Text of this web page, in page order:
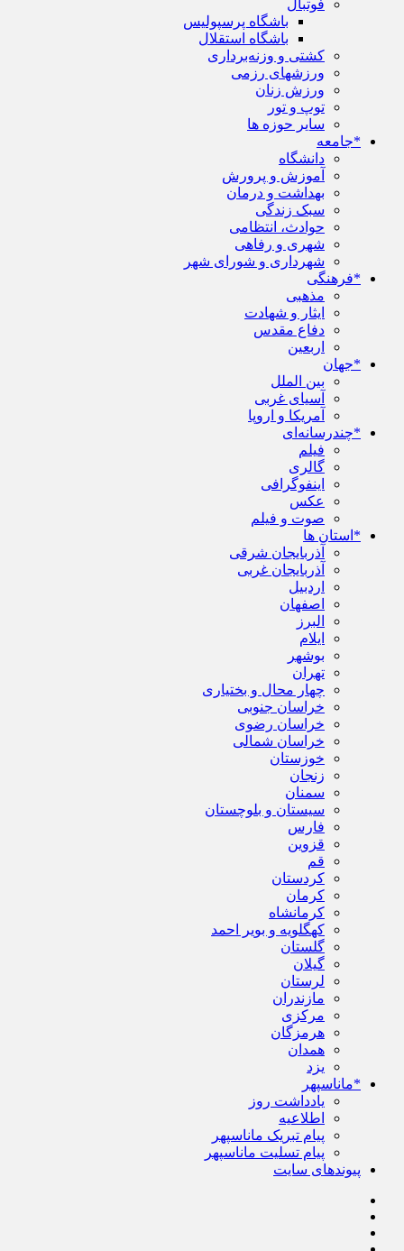
فوتبال
باشگاه پرسپولیس
باشگاه استقلال
کشتی و وزنه‌برداری
ورزشهای رزمی
ورزش زنان
توپ و تور
سایر حوزه ها
*جامعه
دانشگاه
آموزش و پرورش
بهداشت و درمان
سبک زندگی
حوادث، انتظامی
شهری و رفاهی
شهرداری و شورای شهر
*فرهنگی
مذهبی
ایثار و شهادت
دفاع مقدس
اربعین
*جهان
بین الملل
آسیای غربی
آمریکا و اروپا
*چندرسانه‌ای
فیلم
گالری
اینفوگرافی
عکس
صوت و فیلم
*استان ها
آذربایجان شرقی
آذربایجان غربی
اردبیل
اصفهان
البرز
ایلام
بوشهر
تهران
چهار محال و بختیاری
خراسان جنوبی
خراسان رضوی
خراسان شمالی
خوزستان
زنجان
سمنان
سیستان و بلوچستان
فارس
قزوین
قم
کردستان
کرمان
کرمانشاه
کهگلویه و بویر احمد
گلستان
گیلان
لرستان
مازندران
مرکزی
هرمزگان
همدان
یزد
*ماناسپهر
یادداشت روز
اطلاعیه
پیام تبریک ماناسپهر
پیام تسلیت ماناسپهر
پیوندهای سایت